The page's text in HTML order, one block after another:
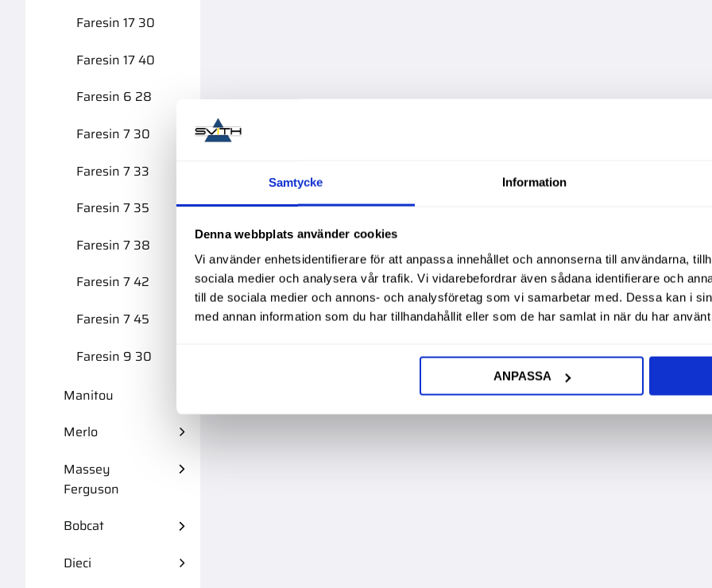
Samtycke Information
Denna webbplats använder cookies
Vi använder enhetsidentifierare för att anpassa innehållet och annonserna till användarna,
sociala medier och analysera vår trafik. Vi vidarebefordrar även sådana identifierare och
till de sociala medier och annons- och analysföretag som vi samarbetar med. Dessa kan i
med annan information som du har tillhandahållit eller som de har samlat in när du har
ANPASSA
Faresin 17 30
Faresin 17 40
Faresin 6 28
Faresin 7 30
Faresin 7 33
Faresin 7 35
Faresin 7 38
Faresin 7 42
Faresin 7 45
Faresin 9 30
Manitou
Merlo
Massey
Ferguson
Bobcat
Dieci